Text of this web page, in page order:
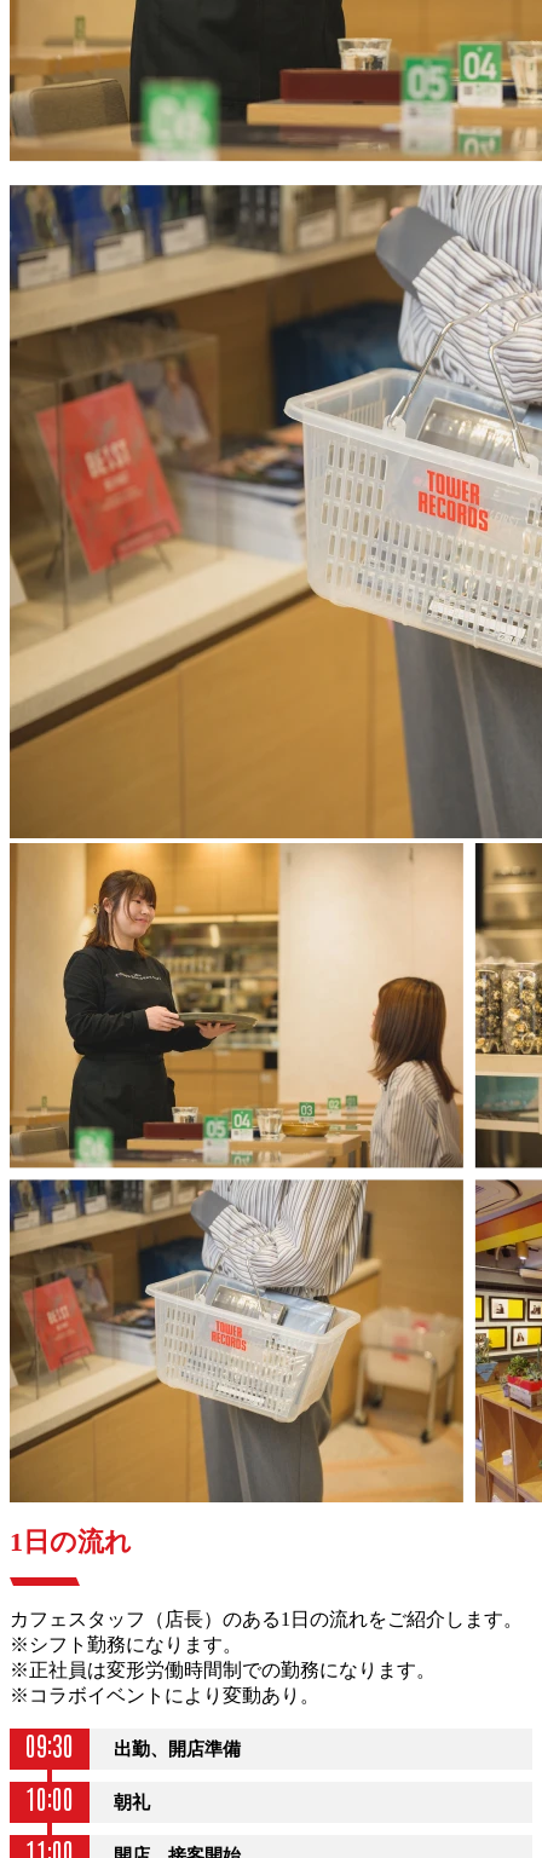
1日の流れ
カフェスタッフ（店長）のある1日の流れをご紹介します。
※シフト勤務になります。
※正社員は変形労働時間制での勤務になります。
※コラボイベントにより変動あり。
09:30 出勤、開店準備
10:00 朝礼